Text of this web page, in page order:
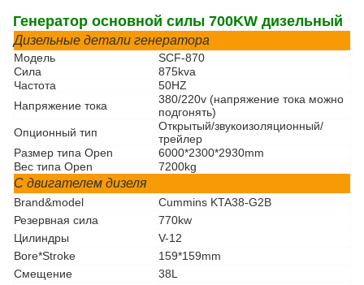
Генератор основной силы 700KW дизельный
Дизельные детали генератора
Модель
SCF-870
Сила
875kva
Частота
50HZ
Напряжение тока
380/220v (напряжение тока можно
подгонять)
Опционный тип
Открытый/звукоизоляционный/
трейлер
Размер типа Open
6000*2300*2930mm
Вес типа Open
7200kg
С двигателем дизеля
Brand&model
Cummins KTA38-G2B
Резервная сила
770kw
Цилиндры
V-12
Bore*Stroke
159*159mm
Смещение
38L